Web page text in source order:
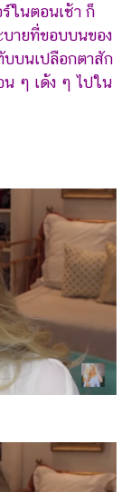
ร์ในตอนเช้า ก็
ายที่ขอบบนของ
บนเปลือกตาสัก
น ๆ เด้ง ๆ ไปใน